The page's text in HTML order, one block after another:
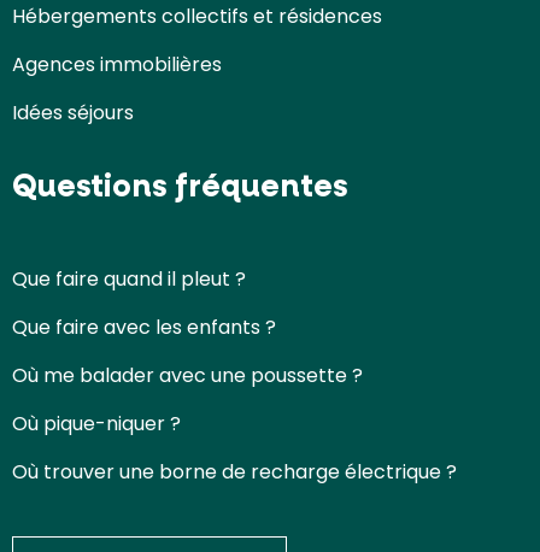
Hébergements collectifs et résidences
Agences immobilières
Idées séjours
Questions fréquentes
Que faire quand il pleut ?
Que faire avec les enfants ?
Où me balader avec une poussette ?
Où pique-niquer ?
Où trouver une borne de recharge électrique ?